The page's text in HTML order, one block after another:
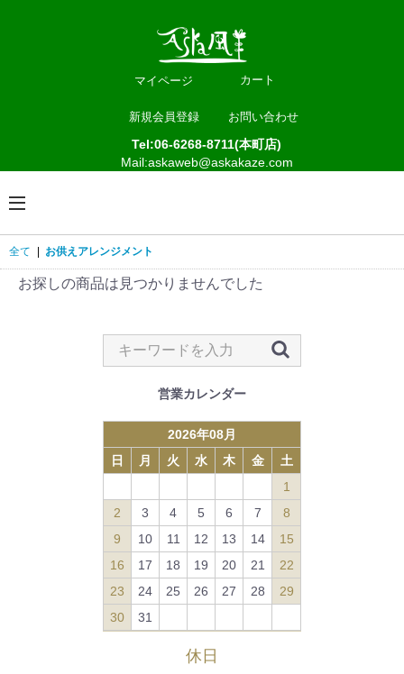
マイページ カート
新規会員登録 お問い合わせ
Tel:06-6268-8711(本町店)
Mail:askaweb@askakaze.com
全て お供えアレンジメント
お探しの商品は見つかりませんでした
営業カレンダー
2026年08月
日
月 火 水 木 金
土
1
2
3 4 5 6 7
8
9
10 11 12 13 14
15
16
17 18 19 20 21
22
23
24 25 26 27 28
29
30
31
休日